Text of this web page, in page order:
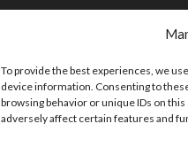
To provide the best experiences, we
device information. Consenting to
browsing behavior or unique IDs on
adversely affect certain features and